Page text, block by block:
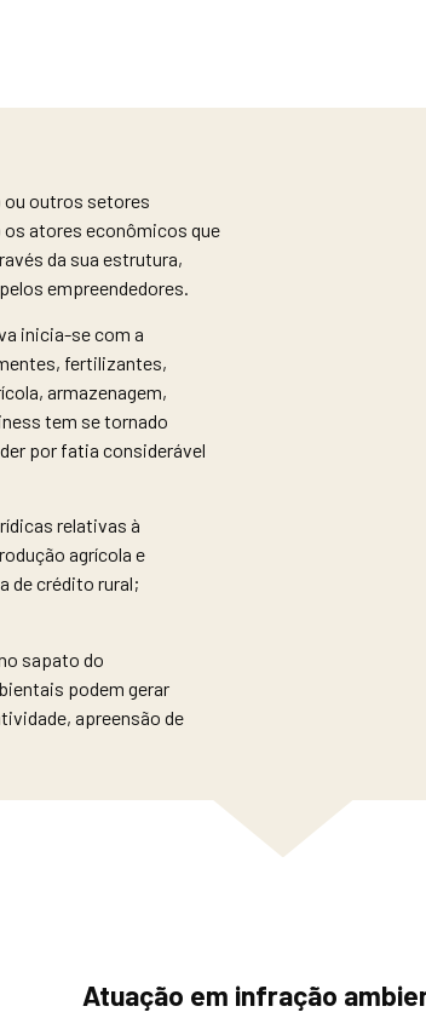
ou outros setores
os atores econômicos que
da sua estrutura,
empreendedores.
inicia-se com a
fertilizantes,
armazenagem,
tem se tornado
por fatia considerável
relativas à
agrícola e
de crédito rural;
sapato do
podem gerar
apreensão de
Atuação em infração